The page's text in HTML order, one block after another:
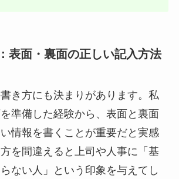
表面・裏面の正しい記入方法
き方にも決まりがあります。私
準備した経験から、表面と裏面
情報を書くことが重要だと実感
を間違えると上司や人事に「基
ない人」という印象を与えてし